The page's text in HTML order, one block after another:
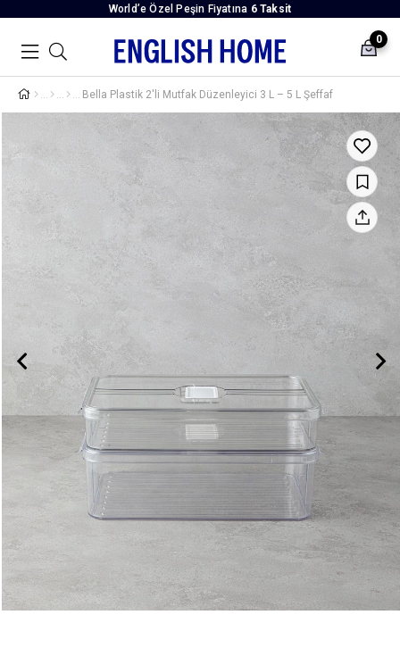
World’e Özel Peşin Fiyatına 6 Taksit
0
Bella Plastik 2'li Mutfak Düzenleyici 3 L – 5 L Şeffaf